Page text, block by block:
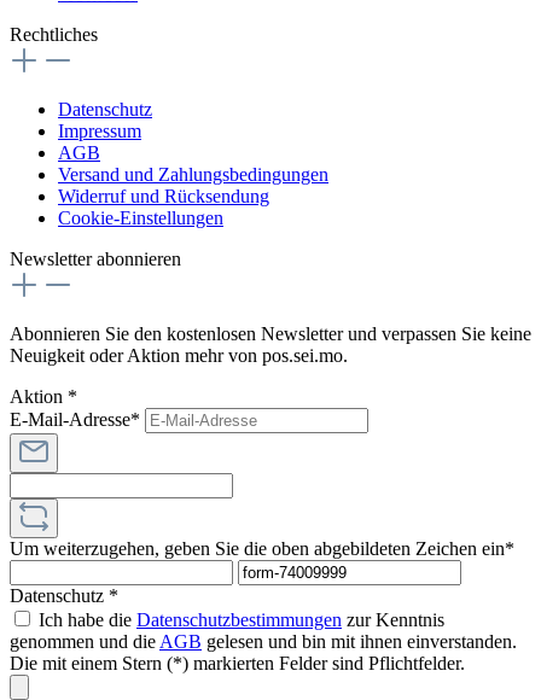
Rechtliches
Datenschutz
Impressum
AGB
Versand und Zahlungsbedingungen
Widerruf und Rücksendung
Cookie-Einstellungen
Newsletter abonnieren
Abonnieren Sie den kostenlosen Newsletter und verpassen Sie keine
Neuigkeit oder Aktion mehr von pos.sei.mo.
Aktion *
E-Mail-Adresse*
Um weiterzugehen, geben Sie die oben abgebildeten Zeichen ein*
Datenschutz *
Ich habe die Datenschutzbestimmungen zur Kenntnis
genommen und die AGB gelesen und bin mit ihnen einverstanden.
Die mit einem Stern (*) markierten Felder sind Pflichtfelder.